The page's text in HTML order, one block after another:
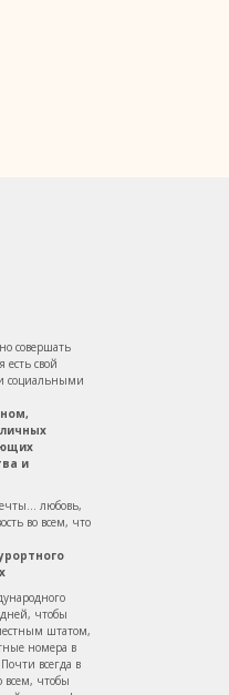
совершать
есть свой
социальными
и
любовь,
во всем, что
чтобы
штатом,
номера в
всегда в
всем, чтобы